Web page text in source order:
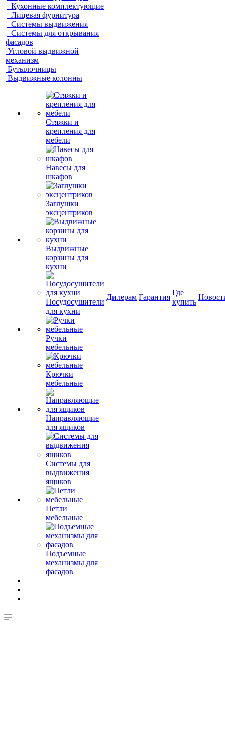
Кухонные комплектующие
Лицевая фурнитура
Системы выдвижения
Системы для открывания
фасадов
Угловой выдвижной
механизм
Бутылочницы
Выдвижные колонны
Стяжки и
крепления для
мебели
Навесы для
шкафов
Заглушки
эксцентриков
Выдвижные
корзины для
кухни
Посудосушители
для кухни
Ручки
мебельные
Крючки
мебельные
Направляющие
для ящиков
Системы для
выдвижения
ящиков
Петли
мебельные
Подъемные
механизмы для
фасадов
Дилерам Гарантия
Где
купить